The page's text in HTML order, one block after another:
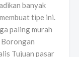
banyak
tipe ini.
paling murah
Borongan
Tujuan pasar